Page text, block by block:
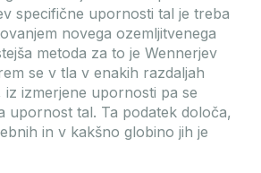
specifične upornosti tal je treba
novega ozemljitvenega
metoda za to je Wennerjev
se v tla v enakih razdaljah
iz izmerjene upornosti pa se
upornost tal. Ta podatek določa,
in v kakšno globino jih je